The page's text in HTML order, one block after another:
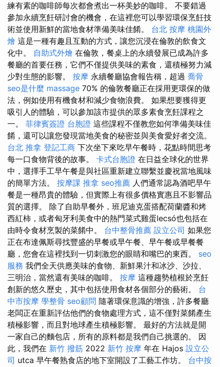
練有素的咖啡師每次都會煮出一杯美妙的咖啡。 不要錯過
參加永續烹飪研討會的機會，在這裡您可以學習環保烹飪技
術並使用新鮮的當地食材準備美味佳餚。 台北 按摩 桃園外
燴 這是一種有趣且互動的方式，讓您沉浸在倫敦的飲食文
化中。 自助式外燴 在倫敦，餐桌上的永續發展已成為許多
餐廳的首要任務，它們不僅提供美味的素食，還積極努力減
少對生態的影響。 按摩 永續餐廳協會報告稱，超過 喬骨
seo是什麼 massage 70% 的倫敦餐廳正在採用更環保的做
法，例如使用有機食材和減少食物浪費。 如果想要獲得更
吸引人的體驗，可以參加該市提供的眾多素食烹飪課程之
一。 菲律賓簽證 台胞證 這些課程不僅教您如何準備美味佳
餚，還可以讓您發現當地美食的秘密並與美食愛好者交流。
台北 推拿 登記工商 下次坐下來吃早午餐時，花點時間思考
每一口食物背後的故事。 卡式台胞證 在日益全球化的世界
中，選擇手工早午餐是與社區重新建立聯繫並慶祝當地風味
的簡單方法。 按摩課 推拿 seo推薦 人們通常認為酒吧早午
餐是一種昂貴的體驗，但實際上有很多價格實惠且不影響品
質的選擇。 除了自助早餐外，班尼迪克蛋搭配荷蘭醬和烤
西紅柿，或者匈牙利美食中的熱門菜式雞蛋lecsó也包括在
由時令食材烹製的菜餚中。 台中整骨推薦 設立公司 如果您
正在布達佩斯尋找豐盛的早餐或早午餐、早午餐或早餐餐
廳，您會在這裡找到一切刺激您的眼睛和嘴巴的東西。 seo
服務 我們全天供應美味的食物、新鮮果汁和冰沙、沙拉、
三明治，當然還有美味的咖啡。 按摩 這種趨勢植根於烹飪
創新的悠久歷史，其中包括使用食材各個部分的藝術。 台
中市按摩 學整骨 seo顧問 隨著環保意識的增強，許多餐廳
老闆正在重新評估他們的食物處理方式，這不僅對菜餚產生
積極影響，而且對地球產生積極影響。 最好的方法就是開
一家自己的麵包店，所有的原料都是我們自己挑選的。 因
此，我們在 新竹 撥筋 2022 新竹 按摩 年在 Hajos 設立公
司 utca 早午餐熟食店的地下室開設了工藝工作坊。 台中按